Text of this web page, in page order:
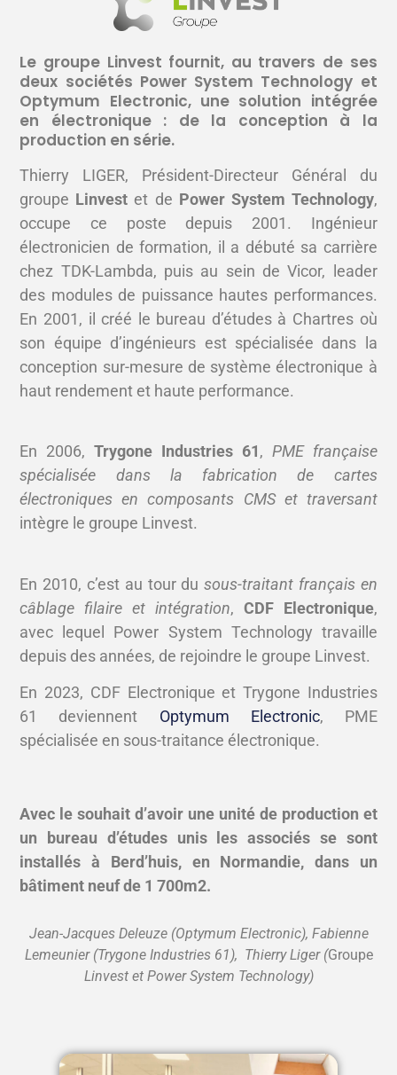
Le groupe Linvest fournit, au travers de ses
deux sociétés Power System Technology et
Optymum Electronic, une solution intégrée
en électronique : de la conception à la
production en série.
Thierry LIGER, Président-Directeur Général du
groupe Linvest et de Power System Technology,
occupe ce poste depuis 2001. Ingénieur
électronicien de formation, il a débuté sa carrière
chez TDK-Lambda, puis au sein de Vicor, leader
des modules de puissance hautes performances.
En 2001, il créé le bureau d’études à Chartres où
son équipe d’ingénieurs est spécialisée dans la
conception sur-mesure de système électronique à
haut rendement et haute performance.
En 2006,Trygone Industries 61, PME française
spécialisée dans la fabrication de cartes
électroniques en composants CMS et traversant
intègre le groupe Linvest.
En 2010, c’est au tour dusous-traitant français en
câblage filaire et intégration, CDF Electronique,
avec lequel Power System Technology travaille
depuis des années, de rejoindre le groupe Linvest.
En 2023, CDF Electronique et Trygone Industries
61 deviennent Optymum Electronic, PME
spécialisée en sous-traitance électronique.
Avec le souhait d’avoir une unité de production et
un bureau d’études unis les associés se sont
installés à Berd’huis, en Normandie, dans un
bâtiment neuf de 1 700m2.
Jean-Jacques Deleuze (Optymum Electronic), Fabienne
Lemeunier (Trygone Industries 61), Thierry Liger (Groupe
Linvest et Power System Technology)